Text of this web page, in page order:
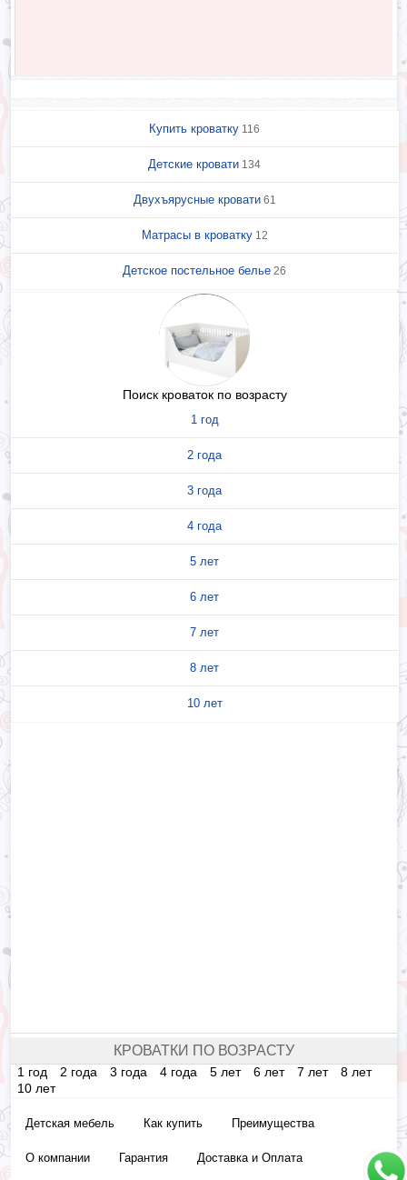
Купить кроватку 116
Детские кровати 134
Двухъярусные кровати61
Матрасы в кроватку12
Детское постельное белье 26
Поиск кроваток по возрасту
1 год
2 года
3 года
4 года
5 лет
6 лет
7 лет
8 лет
10 лет
КРОВАТКИ ПО ВОЗРАСТУ
1 год 2 года 3 года 4 года 5 лет 6 лет 7 лет
8 лет
10 лет
Детская мебель Как купить Преимущества
О компании Гарантия Доставка и Оплата